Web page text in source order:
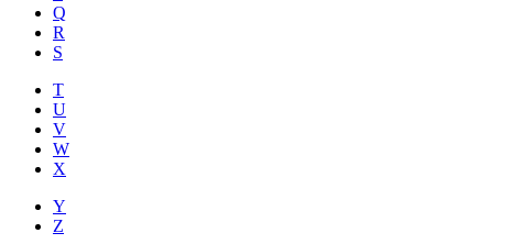
Q
R
S
T
U
V
W
X
Y
Z